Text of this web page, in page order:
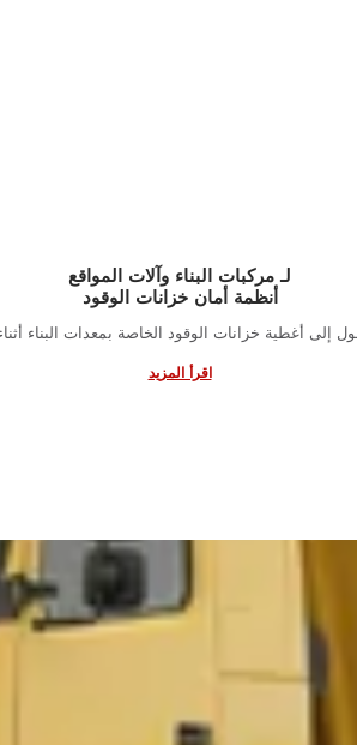
لـ مركبات البناء وآلات المواقع
أنظمة أمان خزانات الوقود
اقرأ المزيد